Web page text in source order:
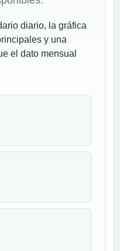
diario, la gráfica
y una
el dato mensual